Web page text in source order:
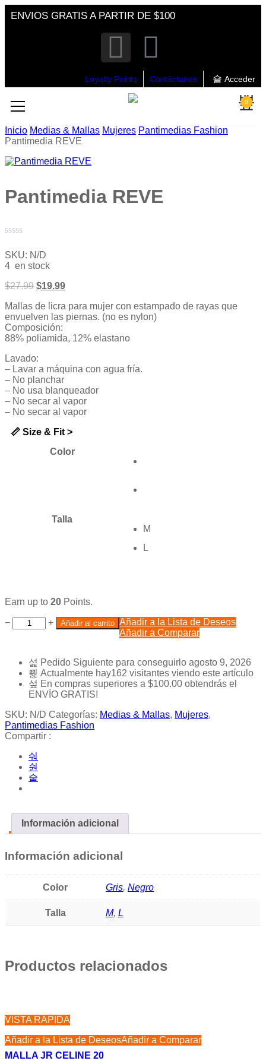
ENVIOS GRATIS A PARTIR DE $100
Loyalty Points Contáctanos Acceder
0
Inicio Medias & Mallas Mujeres Pantimedias Fashion
Pantimedia REVE
Pantimedia REVE
con
0
de
5
SKU: N/D
4 en stock
$27.99 $19.99
Mallas de licra para mujer con estampado de rayas que
envuelven las piernas. (no es nylon)
Composición:
88% poliamida, 12% elastano
Lavado:
– Lavar a máquina con agua fría.
– No planchar
– No usa blanqueador
– No secar al vapor
– No secar al vapor
📏 Size & Fit >
Color
Talla
M
L
Earn up to 20 Points.
− + Añadir al carrito Añadir a la Lista de Deseos
Añadir a Comparar
Pedido Siguiente para conseguirlo agosto 9, 2026
Actualmente hay162 visitantes viendo este artículo
En compras superiores a $100.00 obtendrás el
ENVÍO GRATIS!
SKU: N/D Categorías: Medias & Mallas, Mujeres,
Pantimedias Fashion
Compartir :
Información adicional
Información adicional
Color Gris, Negro
Talla M, L
Productos relacionados
VISTA RÁPIDA
Añadir a la Lista de DeseosAñadir a Comparar
MALLA JR CELINE 20